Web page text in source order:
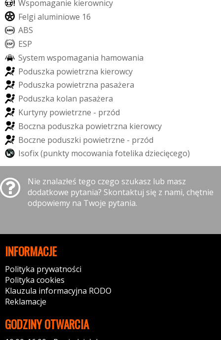
Wspomaganie kierownicy
Felgi aluminiowe 16
ABS
ESP
System wspomagania hamowania
Poduszka powietrzna kierowcy
Poduszka powietrzna pasażera
Poduszka kolan pasażera
Kurtyny powietrzne - przód
Boczna poduszka powietrzna kierowcy
Boczne poduszki powietrzne - przód
Isofix(punkty mocowania fotelika dziecięcego)
Nie znalazłeś tego czego szukasz lub masz
dodatkowe pytania? Skontaktuj się z nami, chętnie
odpowiemy na Twoje pytania.
INFORMACJE
Polityka prywatności
Polityka cookies
Klauzula informacyjna RODO
Reklamacje
GODZINY OTWARCIA